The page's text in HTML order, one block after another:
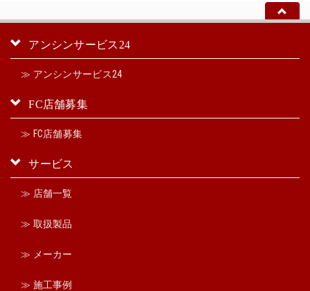
アンシンサービス24
≫ アンシンサービス24
FC店舗募集
≫ FC店舗募集
サービス
≫ 店舗一覧
≫ 取扱製品
≫ メーカー
≫ 施工事例